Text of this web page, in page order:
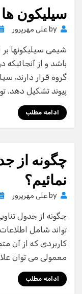
سیلیکون ها
by علی مهرپرور
باشد و از
گروه قرار دارند،
پیوند تشکیل دهد.
ادامه مطلب
چگونه از
نمائیم؟
by علی مهرپرور
چگونه از جدول
تواند شامل
کاربردی که از آن
معمولی می توان
ادامه مطلب